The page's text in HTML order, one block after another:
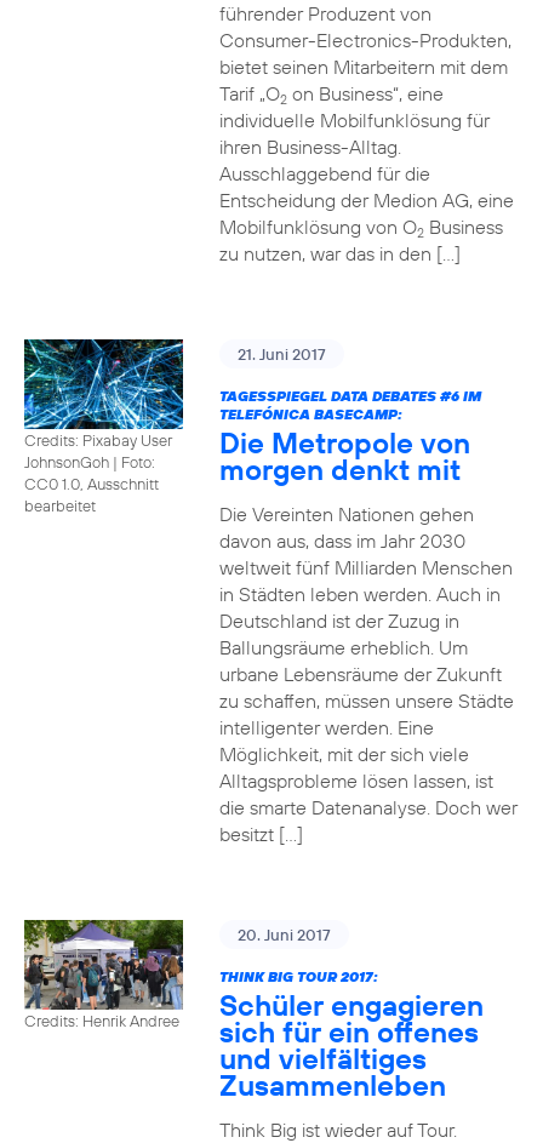
führender Produzent von
Consumer-Electronics-Produkten,
bietet seinen Mitarbeitern mit dem
Tarif „O2on Business“, eine
individuelle Mobilfunklösung für
ihren Business-Alltag.
Ausschlaggebend für die
Entscheidung der Medion AG, eine
Mobilfunklösung von O2Business
zu nutzen, war das in den […]
Credits: Pixabay User
JohnsonGoh | Foto:
CC0 1.0, Ausschnitt
bearbeitet
21. Juni 2017
TAGESSPIEGEL DATA DEBATES #6IM
TELEFÓNICA BASECAMP:
Die Metropole von
morgen denkt mit
Die Vereinten Nationen gehen
davon aus, dass im Jahr 2030
weltweit fünf Milliarden Menschen
in Städten leben werden. Auch in
Deutschland ist der Zuzug in
Ballungsräume erheblich. Um
urbane Lebensräume der Zukunft
zu schaffen, müssen unsere Städte
intelligenter werden. Eine
Möglichkeit, mit der sich viele
Alltagsprobleme lösen lassen, ist
die smarte Datenanalyse. Doch wer
besitzt […]
Credits: Henrik Andree
20. Juni 2017
THINK BIG TOUR 2017:
Schüler engagieren
sich für ein offenes
und vielfältiges
Zusammenleben
Think Big ist wieder auf Tour.